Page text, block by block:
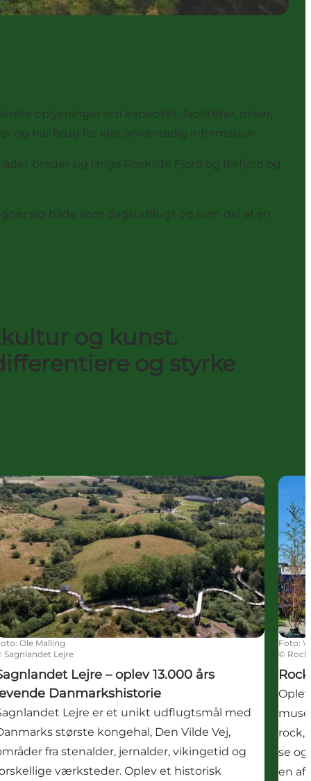
oplysninger om kapacitet, faciliteter, priser,
og har brug for klar, anvendelig information.
breder sig langs Roskilde Fjord og Isefjord og
sig både som dagsudflugt og som del af en
og kunst.
og styrke
royal historieLejre – oplev 13.000 års levende
: Ole Malling
Sagnlandet Lejre
Lejre – oplev 13.000 års
Danmarkshistorie
Lejre er et unikt udflugtsmål med
største kongehal, Den Vilde Vej,
fra stenalder, jernalder, vikingetid og
værksteder. Oplev et historisk
Foto:
©
rock,
se
en af